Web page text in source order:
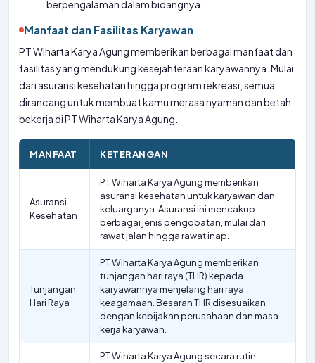
berpengalaman dalam bidangnya.
Manfaat dan Fasilitas Karyawan
PT Wiharta Karya Agung memberikan berbagai manfaat dan
fasilitas yang mendukung kesejahteraan karyawannya. Mulai
dari asuransi kesehatan hingga program rekreasi, semua
dirancang untuk membuat kamu merasa nyaman dan betah
bekerja di PT Wiharta Karya Agung.
MANFAAT KETERANGAN
Asuransi
Kesehatan
PT Wiharta Karya Agung memberikan
asuransi kesehatan untuk karyawan dan
keluarganya. Asuransi ini mencakup
berbagai jenis pengobatan, mulai dari
rawat jalan hingga rawat inap.
Tunjangan
Hari Raya
PT Wiharta Karya Agung memberikan
tunjangan hari raya (THR) kepada
karyawannya menjelang hari raya
keagamaan. Besaran THR disesuaikan
dengan kebijakan perusahaan dan masa
kerja karyawan.
PT Wiharta Karya Agung secara rutin